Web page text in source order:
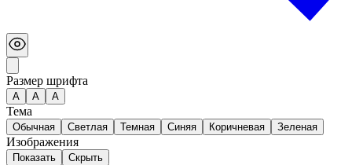
Размер шрифта
А A A
Тема
Обычная Светлая Темная Синяя Коричневая Зеленая
Изображения
Показать Скрыть